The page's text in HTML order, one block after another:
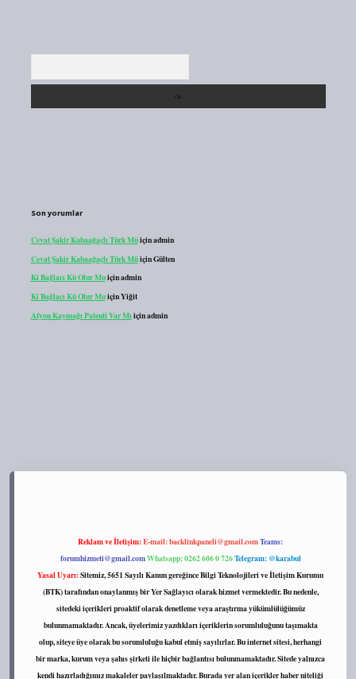
Son yorumlar
Cevat Şakir Kabaağaçlı Türk Müiçinadmin
Cevat Şakir Kabaağaçlı Türk MüiçinGülten
Ki Bağlacı Kü Olur Muiçinadmin
Ki Bağlacı Kü Olur MuiçinYiğit
Afyon Kaymağı Patenti Var Mı içinadmin
Reklam ve İletişim:E-mail:backlinkpaneli@gmail.comTeams:
forumhizmeti@gmail.comWhatsapp: 0262 606 0 726Telegram: @karabul
Yasal Uyarı:Sitemiz, 5651 Sayılı Kanun gereğince Bilgi Teknolojileri ve İletişim Kurumu
(BTK) tarafından onaylanmış bir Yer Sağlayıcı olarak hizmet vermektedir. Bu nedenle,
sitedeki içerikleri proaktif olarak denetleme veya araştırma yükümlülüğümüz
bulunmamaktadır. Ancak, üyelerimiz yazdıkları içeriklerin sorumluluğunu taşımakta
olup, siteye üye olarak bu sorumluluğu kabul etmiş sayılırlar. Bu internet sitesi, herhangi
bir marka, kurum veya şahıs şirketi ile hiçbir bağlantısı bulunmamaktadır. Sitede yalnızca
kendi hazırladığımız makaleler paylaşılmaktadır. Burada yer alan içerikler haber niteliği